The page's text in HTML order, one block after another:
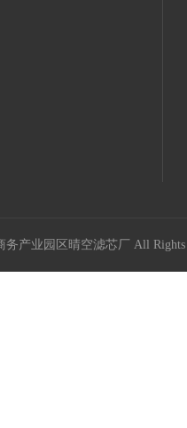
务产业园区晴空滤芯厂 All